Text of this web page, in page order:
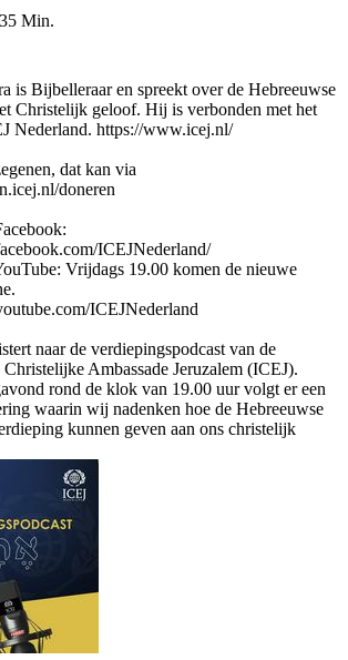
35 Min.
is Bijbelleraar en spreekt over de Hebreeuwse
Christelijk geloof. Hij is verbonden met het
Nederland. https://www.icej.nl/
dat kan via
doneren
ICEJNederland/
Vrijdags 19.00 komen de nieuwe
ICEJNederland
naar de verdiepingspodcast van de
Ambassade Jeruzalem (ICEJ).
rond de klok van 19.00 uur volgt er een
waarin wij nadenken hoe de Hebreeuwse
kunnen geven aan ons christelijk